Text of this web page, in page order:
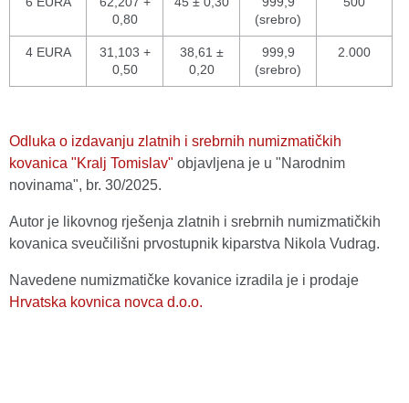
0,80
(srebro)
4 EURA
31,103 +
0,50
38,61 ±
0,20
999,9
(srebro)
2.000
Odluka o izdavanju zlatnih i srebrnih numizmatičkih
kovanica "Kralj Tomislav" objavljena je u "Narodnim
novinama", br. 30/2025.
Autor je likovnog rješenja zlatnih i srebrnih numizmatičkih
kovanica sveučilišni prvostupnik kiparstva Nikola Vudrag.
Navedene numizmatičke kovanice izradila je i prodaje
Hrvatska kovnica novca d.o.o.